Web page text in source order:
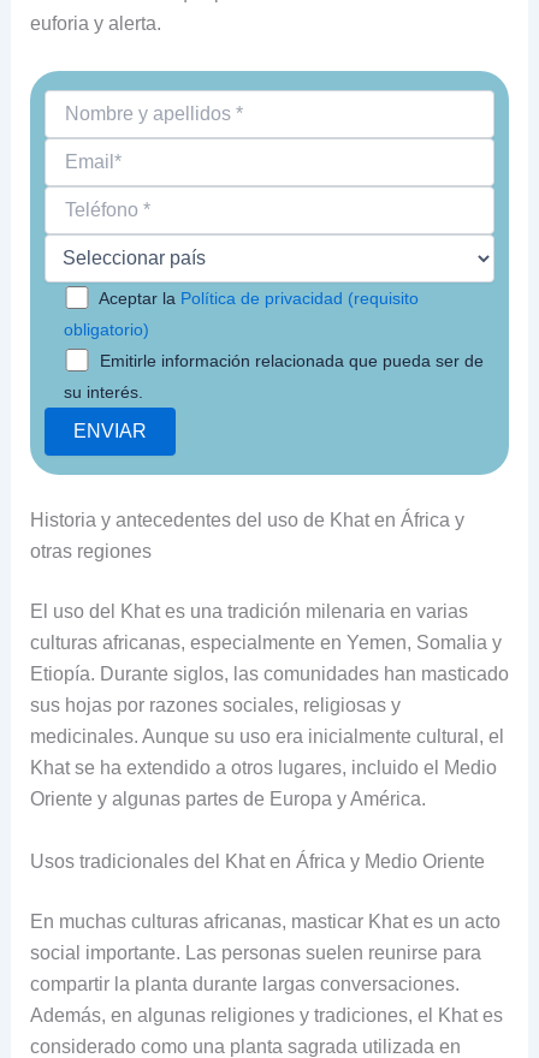
euforia y alerta.
Aceptar la Política de privacidad (requisito
obligatorio)
Emitirle información relacionada que pueda ser de
su interés.
Historia y antecedentes del uso de Khat en África y
otras regiones
El uso del Khat es una tradición milenaria en varias
culturas africanas, especialmente en Yemen, Somalia y
Etiopía. Durante siglos, las comunidades han masticado
sus hojas por razones sociales, religiosas y
medicinales. Aunque su uso era inicialmente cultural, el
Khat se ha extendido a otros lugares, incluido el Medio
Oriente y algunas partes de Europa y América.
Usos tradicionales del Khat en África y Medio Oriente
En muchas culturas africanas, masticar Khat es un acto
social importante. Las personas suelen reunirse para
compartir la planta durante largas conversaciones.
Además, en algunas religiones y tradiciones, el Khat es
considerado como una planta sagrada utilizada en